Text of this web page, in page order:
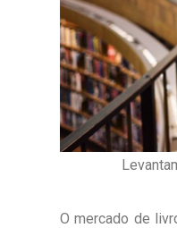
O mercado de